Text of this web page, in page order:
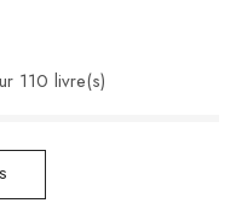
110 livre(s)